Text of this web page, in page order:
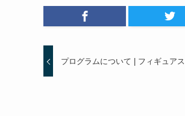
プログラムについて | フィギュア